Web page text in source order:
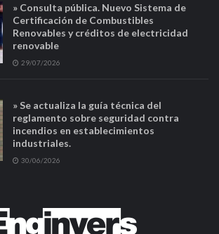
» Consulta pública. Nuevo Sistema de
Certificación de Combustibles
Renovables y créditos de electricidad
renovable
29/07/2026
» Se actualiza la guía técnica del
reglamento sobre seguridad contra
incendios en establecimientos
industriales.
30/06/2026